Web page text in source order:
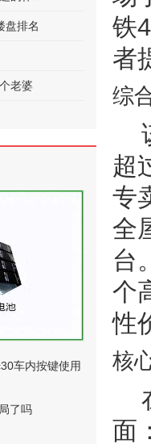
铁
者
综
超
专
全
台
个
性
核
面
盘排名
老婆
车内按键使用
了吗